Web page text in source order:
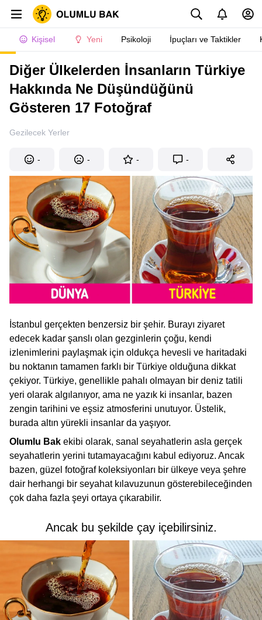
Kişisel Yeni Psikoloji İpuçları ve Taktikler
Diğer Ülkelerden İnsanların Türkiye
Hakkında Ne Düşündüğünü
Gösteren 17 Fotoğraf
Gezilecek Yerler
- - - -
İstanbul gerçekten benzersiz bir şehir. Burayı ziyaret
edecek kadar şanslı olan gezginlerin çoğu, kendi
izlenimlerini paylaşmak için oldukça hevesli ve haritadaki
bu noktanın tamamen farklı bir Türkiye olduğuna dikkat
çekiyor. Türkiye, genellikle pahalı olmayan bir deniz tatili
yeri olarak algılanıyor, ama ne yazık ki insanlar, bazen
zengin tarihini ve eşsiz atmosferini unutuyor. Üstelik,
burada altın yürekli insanlar da yaşıyor.
Olumlu Bak ekibi olarak, sanal seyahatlerin asla gerçek
seyahatlerin yerini tutamayacağını kabul ediyoruz. Ancak
bazen, güzel fotoğraf koleksiyonları bir ülkeye veya şehre
dair herhangi bir seyahat kılavuzunun gösterebileceğinden
çok daha fazla şeyi ortaya çıkarabilir.
Ancak bu şekilde çay içebilirsiniz.